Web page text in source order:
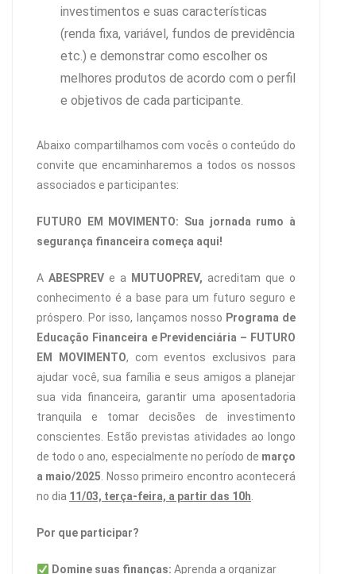
investimentos e suas características
(renda fixa, variável, fundos de previdência
etc.) e demonstrar como escolher os
melhores produtos de acordo com o perfil
e objetivos de cada participante.
Abaixo compartilhamos com vocês o conteúdo do
convite que encaminharemos a todos os nossos
associados e participantes:
FUTURO EM MOVIMENTO: Sua jornada rumo à
segurança financeira começa aqui!
A ABESPREV e a MUTUOPREV, acreditam que o
conhecimento é a base para um futuro seguro e
próspero. Por isso, lançamos nosso Programa de
Educação Financeira e Previdenciária – FUTURO
EM MOVIMENTO, com eventos exclusivos para
ajudar você, sua família e seus amigos a planejar
sua vida financeira, garantir uma aposentadoria
tranquila e tomar decisões de investimento
conscientes. Estão previstas atividades ao longo
de todo o ano, especialmente no período de março
a maio/2025 . Nosso primeiro encontro acontecerá
no dia 11/03, terça-feira, a partir das 10h
Por que participar?
Domine suas finanças: Aprenda a organizar